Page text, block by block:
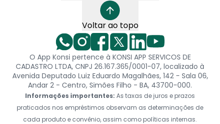
Voltar ao topo
O App Konsi pertence à KONSI APP SERVICOS DE
CADASTRO LTDA, CNPJ 26.167.365/0001-07, localizado à
Avenida Deputado Luiz Eduardo Magalhães, 142 - Sala 06,
Andar 2 - Centro, Simões Filho - BA, 43700-000.
Informações importantes: As taxas de juros e prazos
praticados nos empréstimos observam as determinações de
cada produto e convênio, assim como políticas internas.